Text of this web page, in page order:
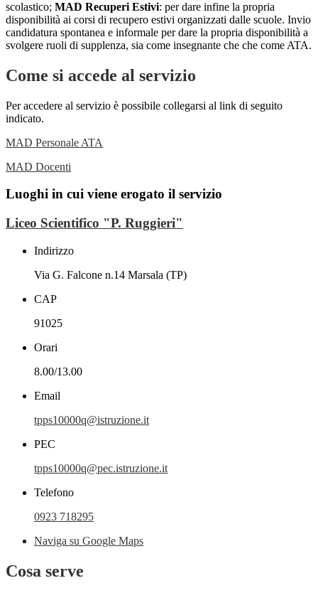
scolastico; MAD Recuperi Estivi: per dare infine la propria
disponibilità ai corsi di recupero estivi organizzati dalle scuole. Invio
candidatura spontanea e informale per dare la propria disponibilità a
svolgere ruoli di supplenza, sia come insegnante che che come ATA.
Come si accede al servizio
Per accedere al servizio è possibile collegarsi al link di seguito
indicato.
MAD Personale ATA
MAD Docenti
Luoghi in cui viene erogato il servizio
Liceo Scientifico "P. Ruggieri"
Indirizzo
Via G. Falcone n.14 Marsala (TP)
CAP
91025
Orari
8.00/13.00
Email
tpps10000q@istruzione.it
PEC
tpps10000q@pec.istruzione.it
Telefono
0923 718295
Naviga su Google Maps
Cosa serve